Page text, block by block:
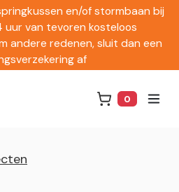
en/of stormbaan bij
van tevoren kosteloos
andere redenen, sluit dan een
af
0